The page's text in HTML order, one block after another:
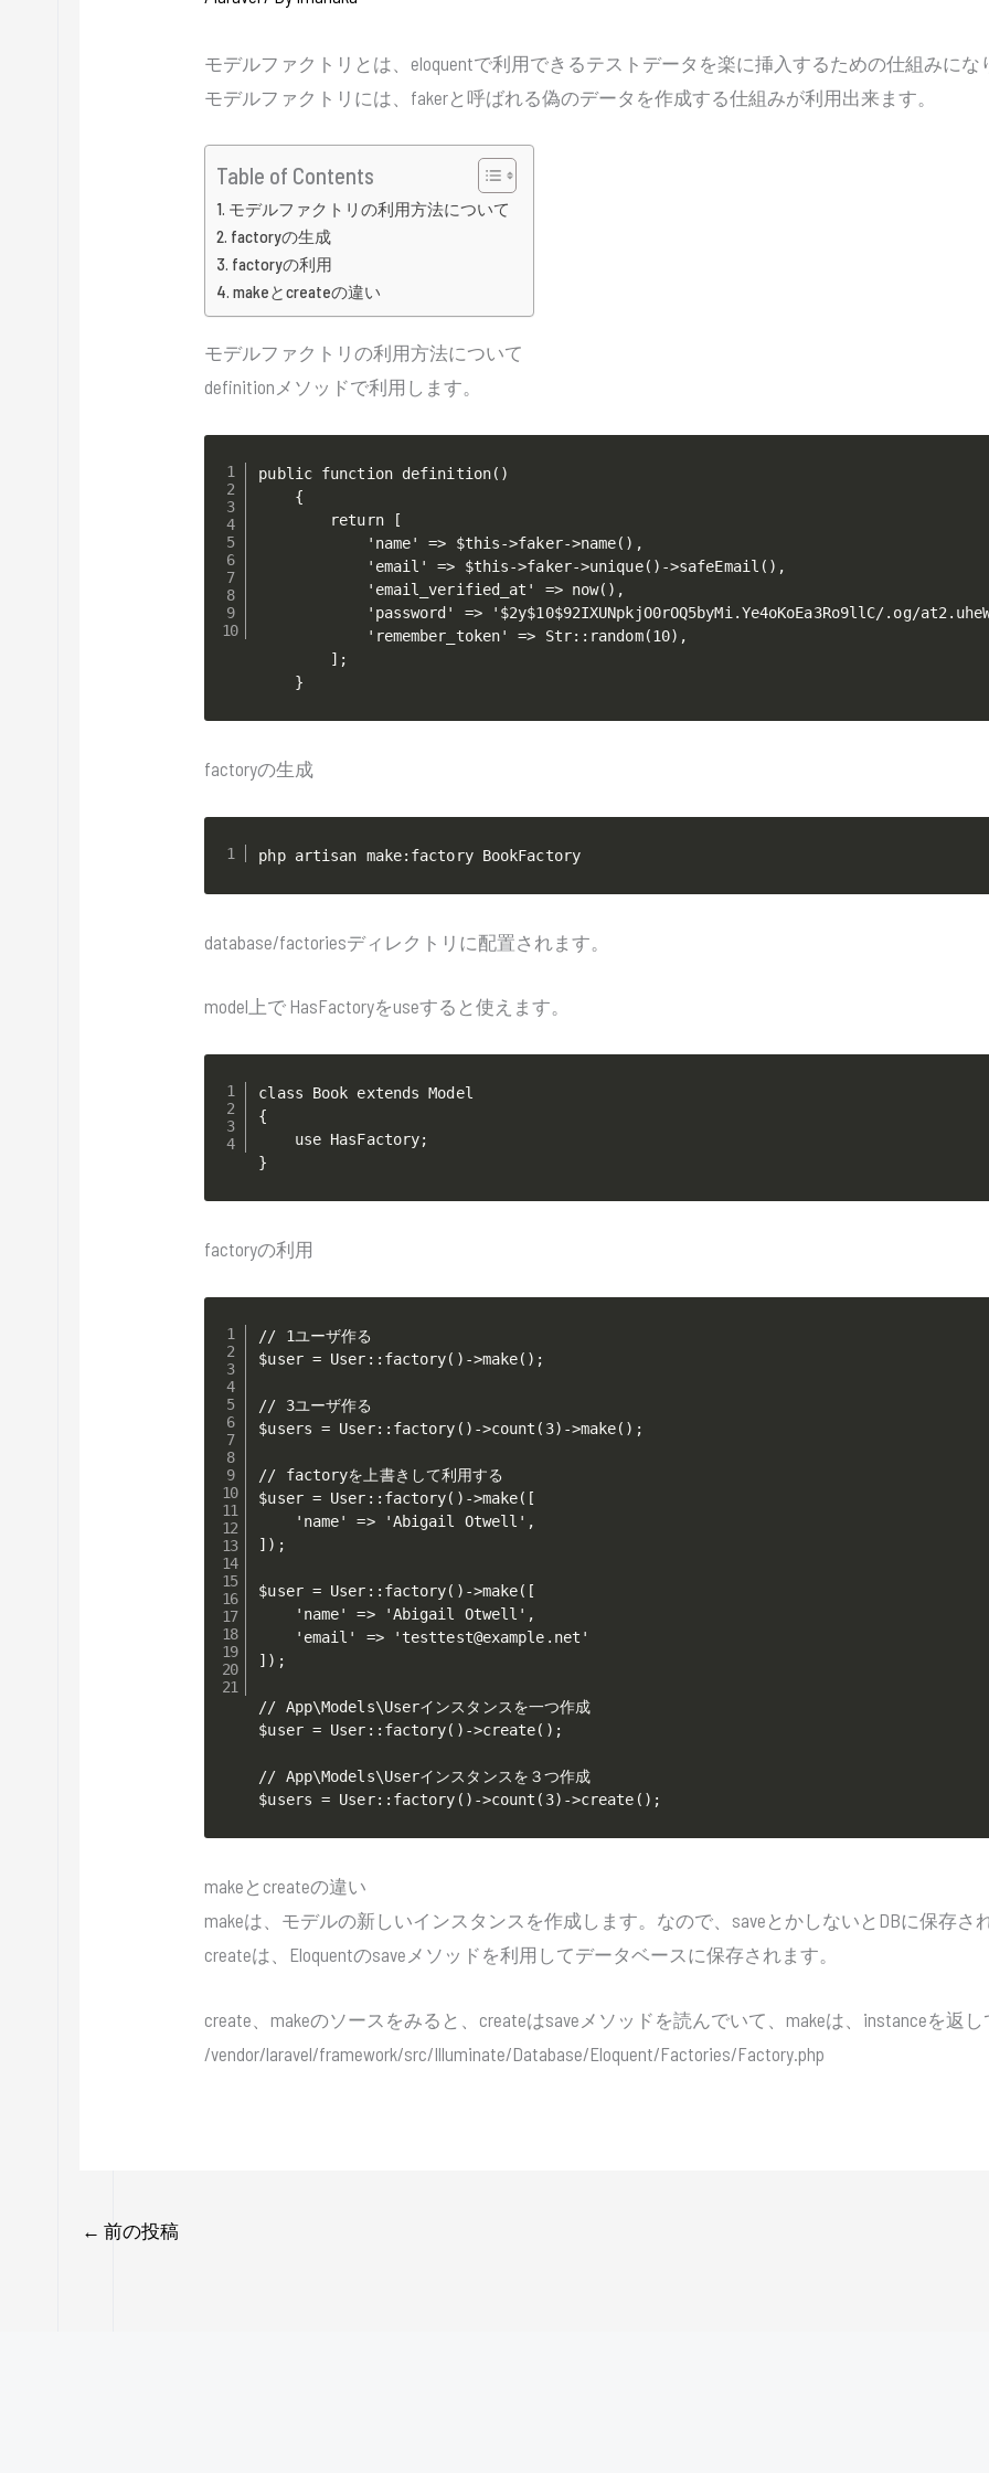
モデルファクトリとは、eloquentで利用できるテストデータを楽に挿入するための仕組みにな
モデルファクトリには、fakerと呼ばれる偽のデータを作成する仕組みが利用出来ます。
Table of Contents
モデルファクトリの利用方法について
factoryの生成
factoryの利用
makeとcreateの違い
モデルファクトリの利用方法について
definitionメソッドで利用します。
public function definition()
    {
        return [
            'name' => $this->faker->name(),
            'email' => $this->faker->unique()->safeEmail(),
            'email_verified_at' => now(),
'password' => '$2y$10$92IXUNpkjO0rOQ5byMi.Ye4oKoEa3Ro9llC/.og/
            'remember_token' => Str::random(10),
        ];
    }
factoryの生成
php artisan make:factory BookFactory
database/factoriesディレクトリに配置されます。
model上で HasFactoryをuseすると使えます。
class Book extends Model
{
    use HasFactory;
}
factoryの利用
// 1ユーザ作る
$user = User::factory()->make();
// 3ユーザ作る
$users = User::factory()->count(3)->make();
// factoryを上書きして利用する
$user = User::factory()->make([
    'name' => 'Abigail Otwell',
]);
$user = User::factory()->make([
    'name' => 'Abigail Otwell',
    'email' => 'testtest@example.net'
]);
// App\Models\Userインスタンスを一つ作成
$user = User::factory()->create();
// App\Models\Userインスタンスを３つ作成
$users = User::factory()->count(3)->create();
makeとcreateの違い
makeは、モデルの新しいインスタンスを作成します。なので、saveとかしないとDBに保存さ
createは、Eloquentのsaveメソッドを利用してデータベースに保存されます。
create、makeのソースをみると、createはsaveメソッドを読んでいて、makeは、instanceを返
/vendor/laravel/framework/src/Illuminate/Database/Eloquent/Factories/Factory.php
← 前の投稿